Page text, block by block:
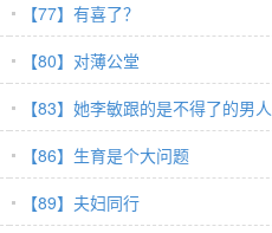
【77】有喜了？
【80】对薄公堂
【83】她李敏跟的是不得了的男人
【86】生育是个大问题
【89】夫妇同行